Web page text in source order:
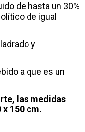
de hasta un 30%
de igual
y
a que es un
las medidas
150 cm.